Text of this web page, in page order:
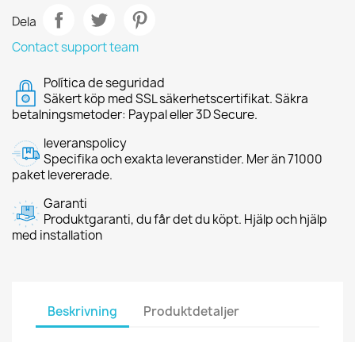
Dela
Contact support team
Política de seguridad
Säkert köp med SSL säkerhetscertifikat. Säkra
betalningsmetoder: Paypal eller 3D Secure.
leveranspolicy
Specifika och exakta leveranstider. Mer än 71000
paket levererade.
Garanti
Produktgaranti, du får det du köpt. Hjälp och hjälp
med installation
Beskrivning Produktdetaljer